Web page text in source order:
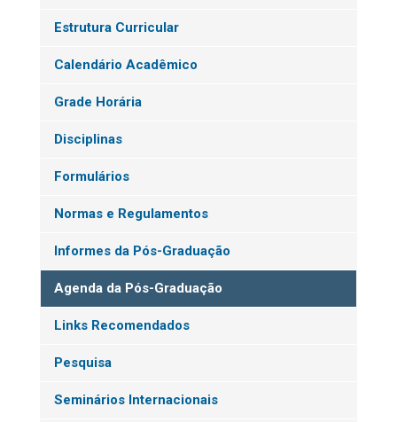
Estrutura Curricular
Calendário Acadêmico
Grade Horária
Disciplinas
Formulários
Normas e Regulamentos
Informes da Pós-Graduação
Agenda da Pós-Graduação
Links Recomendados
Pesquisa
Seminários Internacionais